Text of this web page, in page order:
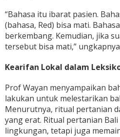
n
B
h
a
a
a
e
r
a
h
“Bahasa itu ibarat pasien.
(bahasa, Red) bisa mati.
berkembang. Kemudian, jika
tersebut bisa mati,”
Kearifan Lokal dalam
Prof Wayan menyampaikan
lakukan untuk melestarikan
Menurutnya, ritual pertanian
yang erat. Ritual pertanian
lingkungan, tetapi juga